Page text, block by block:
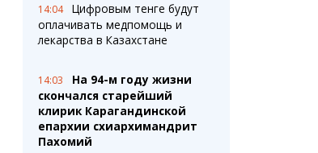
14:04
Цифровым тенге будут
оплачивать медпомощь и
лекарства в Казахстане
14:03
На 94-м году жизни
скончался старейший
клирик Карагандинской
епархии схиархимандрит
Пахомий